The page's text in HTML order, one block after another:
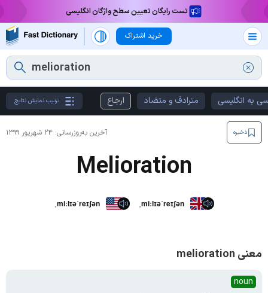
تست رایگان تعیین سطح واژگان انگلیسی
خرید اشتراک
به انگلیسی مترادف و متضاد ارجاع ترتیب نمایش نتایج
آخرین به‌روزرسانی: ۲۴ شهریور ۱۳۹۹ ذخیره
Melioration
ˌmiːlɪəˈreɪʃən ˌmiːlɪəˈreɪʃən
معنی melioration
noun